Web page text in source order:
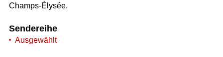
Champs-Élysée.
Sendereihe
Ausgewählt